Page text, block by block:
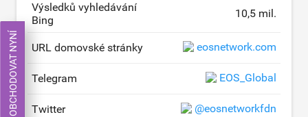
Výsledků vyhledávání
Bing
10,5 mil.
URL domovské stránky eosnetwork.com
Telegram EOS_Global
Twitter @eosnetworkfdn
OBCHODOVAT NYNÍ